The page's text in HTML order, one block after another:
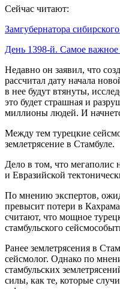
Сейчас читают:
Замгубернатора
День 1398-й. Самое важное
Недавно он заявил, что
рассчитал дату начала
в нее будут втянуты,
это будет страшная и
миллионы людей. И
Между тем турецкие
землетрясение в Стамбуле.
Дело в том, что мегаполис
и Евразийской
По мнению экспертов,
превысит потери в
считают, что мощное
стамбульского
Ранее землетрясения в
сейсмолог. Однако по
стамбульских
силы, как те, которые